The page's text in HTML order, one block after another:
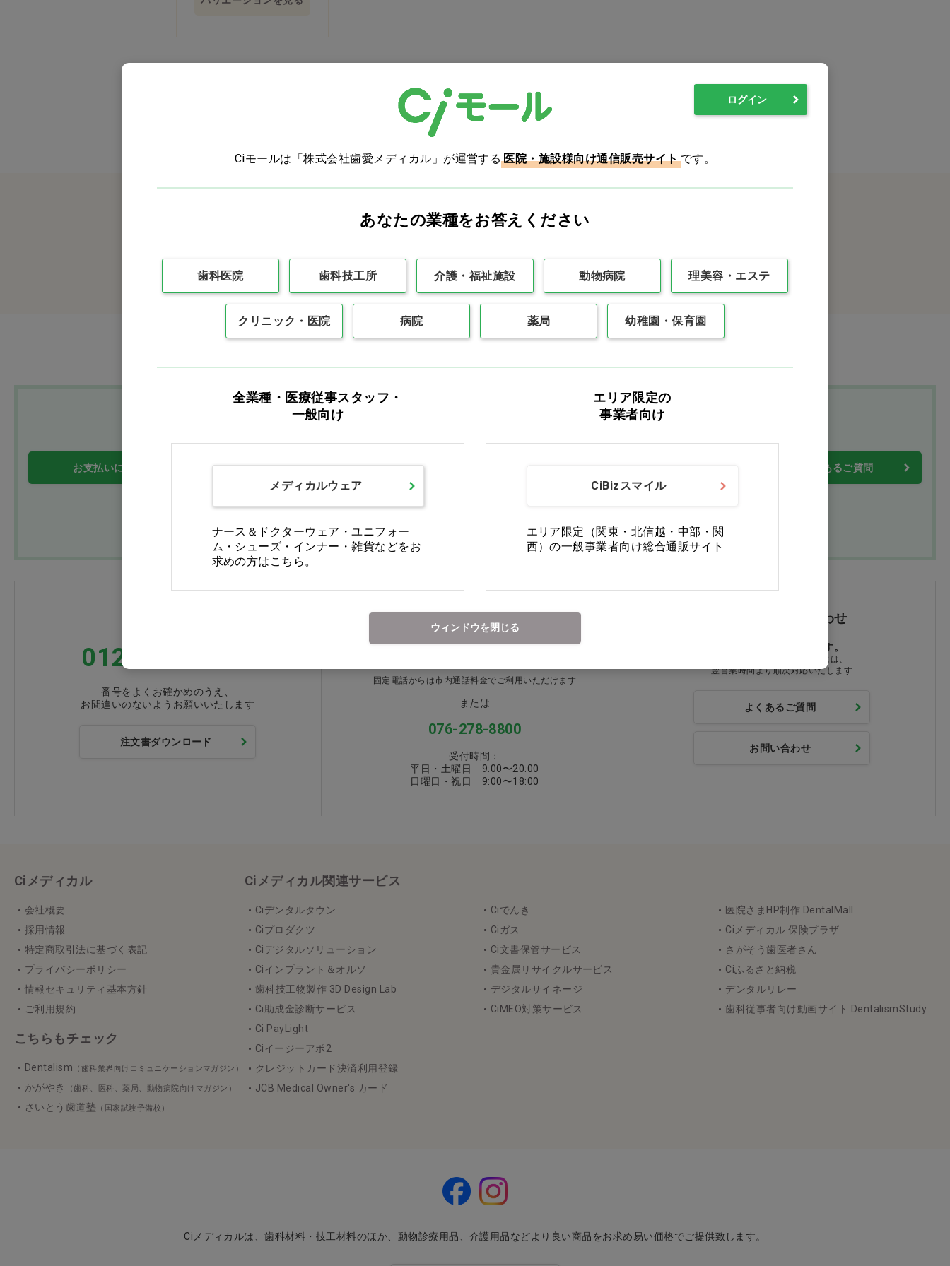
カタログをご利用のお客様
カタログ請求 商品コード入力でクイックオーダー
Ciモール ウェブ通販のご利用ガイド・ヘルプ
お支払いについて 送料について 返品・交換について よくあるご質問
0120-418-167
番号をよくお確かめのうえ、
お間違いのないようお願いいたします
注文書ダウンロード
固定電話からは市内通話料金でご利用いただけます
または
076-278-8800
受付時間：
平日・土曜日 9:00〜20:00
日曜日・祝日 9:00〜18:00
メールでお問い合わせ
24時間受付しております。
営業時間外のお問い合わせには、
翌営業時間より順次対応いたします
よくあるご質問
お問い合わせ
Ciメディカル
会社概要
採用情報
特定商取引法に基づく表記
プライバシーポリシー
情報セキュリティ基本方針
ご利用規約
こちらもチェック
Dentalism （歯科業界向けコミュニケーションマガジン）
かがやき （歯科、医科、薬局、動物病院向けマガジン）
さいとう歯道塾 （国家試験予備校）
Ciメディカル関連サービス
Ciデンタルタウン
Ciプロダクツ
Ciデジタルソリューション
Ciインプラント＆オルソ
歯科技工物製作 3D Design Lab
Ci助成金診断サービス
Ci PayLight
Ciイージーアポ2
クレジットカード決済利用登録
JCB Medical Owner's カード
Ciでんき
Ciガス
Ci文書保管サービス
貴金属リサイクルサービス
デジタルサイネージ
CiMEO対策サービス
医院さまHP制作 DentalMall
Ciメディカル 保険プラザ
さがそう歯医者さん
Ciふるさと納税
デンタルリレー
歯科従事者向け動画サイト DentalismStudy
Ciメディカルは、歯科材料・技工材料のほか、動物診療用品、介護用品などより良い商品をお求め易い価格でご提供致します。
ログイン
Ciモールは「株式会社歯愛メディカル」が運営する医院・施設様向け通信販売サイトです。
あなたの業種をお答えください
歯科医院 歯科技工所 介護・福祉施設 動物病院 理美容・エステ
クリニック・医院 病院 薬局 幼稚園・保育園
全業種・医療従事スタッフ・
一般向け
メディカルウェア
ナース＆ドクターウェア・ユニフォー
ム・シューズ・インナー・雑貨などをお
求めの方はこちら。
エリア限定の
事業者向け
CiBizスマイル
エリア限定（関東・北信越・中部・関
西）の一般事業者向け総合通販サイト
ウィンドウを閉じる